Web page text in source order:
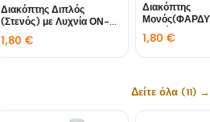
Διακόπτης Διπλός
(Στενός) με Λυχνία ΟΝ-
1,80 €
Διακόπτης
4επαφ.20Α
1,80€
Δείτε όλα (11) →